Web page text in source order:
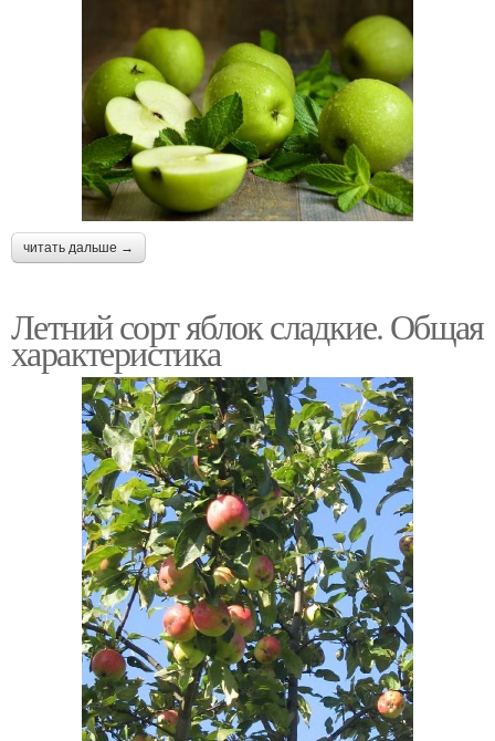
читать дальше →
Летний сорт яблок сладкие. Общая
характеристика